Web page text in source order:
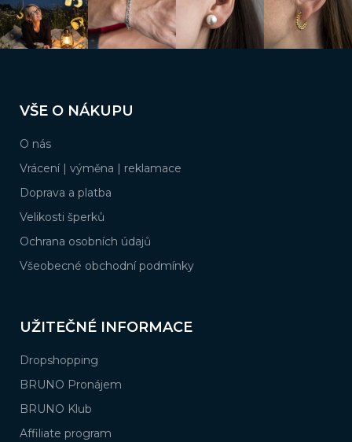
v
y
v
pVŠE O NÁKUPU
O nás
Vrácení | výměna | reklamace
Doprava a platba
Velikosti šperků
Ochrana osobních údajů
Všeobecné obchodní podmínky
UŽITEČNÉ INFORMACE
Dropshopping
BRUNO Pronájem
BRUNO Klub
Affiliate program